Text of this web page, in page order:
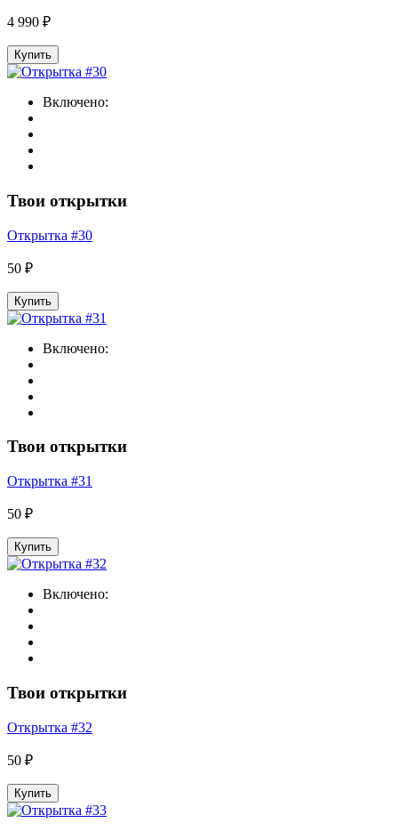
4 990 ₽
Купить
Включено:
Твои открытки
Открытка #30
50 ₽
Купить
Включено:
Твои открытки
Открытка #31
50 ₽
Купить
Включено:
Твои открытки
Открытка #32
50 ₽
Купить